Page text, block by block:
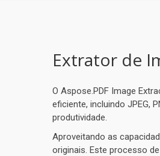
Extrator de
O Aspose.PDF Image
eficiente, incluindo JPEG,
produtividade.
Aproveitando as
originais. Este processo